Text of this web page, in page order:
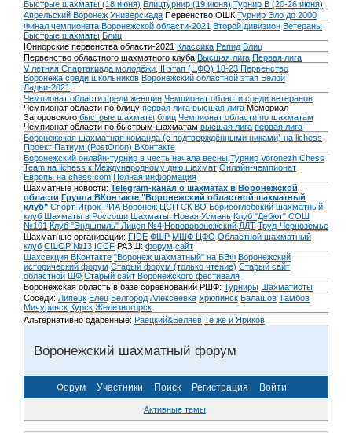
Быстрые шахматы (18 июня) Блицтурнир (19 июня) Турнир B (20-26 июня)
Апрельский Воронеж Универсиада Первенство ОШК Турнир Эло до 2000
Финал чемпионата Воронежской области-2021 Второй дивизион Ветераны
Быстрые шахматы Блиц
Юниорские первенства области-2021 Классика Рапид Блиц
Первенство областного шахматного клуба Высшая лига Первая лига
V летняя Спартакиада молодёжи, II этап (ЦФО) 18-23 Первенство
Воронежа среди школьников Воронежский областной этап Белой
Ладьи-2021
Чемпионат области среди женщин Чемпионат области среди ветеранов
Чемпионат области по блицу первая лига высшая лига Мемориал
Загоровского быстрые шахматы блиц Чемпионат области по шахматам
Чемпионат области по быстрым шахматам высшая лига первая лига
Воронежская шахматная команда (с подтверждёнными никами) на lichess
Проект Патиум (PostOrion) ВКонтакте
Воронежский онлайн-турнир в честь начала весны Турнир Voronezh Chess
Team на lichess к Международному дню шахмат Онлайн-чемпионат
Европы на chess.com Полная информация
Шахматные новости: Telegram-канал о шахматах в Воронежской
области Группа ВКонтакте "Воронежский областной шахматный
клуб" Спорт-Игрок РИА Воронеж ЦСП СК ВО Борисоглебский шахматный
клуб Шахматы в Россоши Шахматы. Новая Усмань Клуб "Дебют" СОШ
№101 Клуб "Эндшпиль" Лицея №4 Нововоронежский ДДТ Труд-Черноземье
Шахматные организации: FIDE ФШР МШФ ЦФО Областной шахматный
клуб СШОР №13 ICCF РАЗШ: форум сайт
Шахсекция ВКонтакте "Воронеж шахматный" на БВФ Воронежский
исторический форум Cтарый форум (только чтение) Старый сайт
областной ШФ Старый сайт Воронежского фестиваля
Воронежская область в базе соревнований РШФ: Турниры Шахматисты
Соседи: Липецк Елец Белгород Алексеевка Урюпинск Балашов Тамбов
Мичуринск Курск Железногорск
Альтернативно одаренные: Раецкий&Беляев Те же и Яриков
Воронежский шахматный форум
Форум Участники Поиск Регистрация Войти
Активные темы